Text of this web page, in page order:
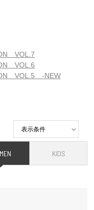
VOL.7
VOL.6
VOL.5 -NEW
表示条件
KIDS